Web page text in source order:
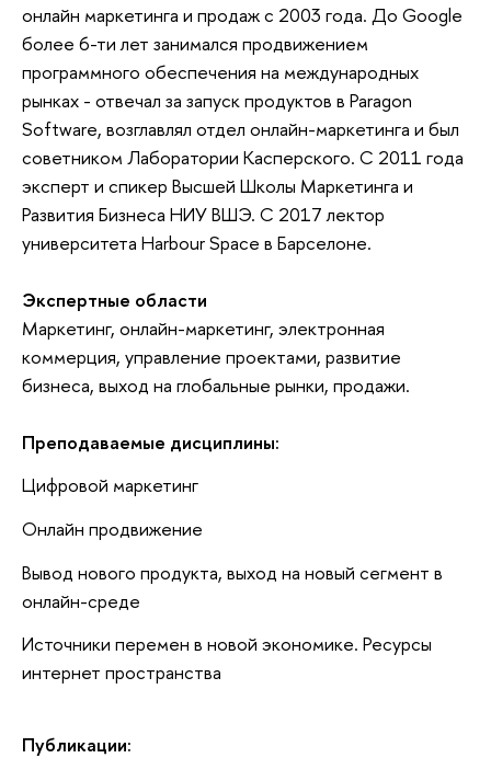
онлайн маркетинга и продаж c 2003 года. До Google
более 6-ти лет занимался продвижением
программного обеспечения на международных
рынках - отвечал за запуск продуктов в Paragon
Software, возглавлял отдел онлайн-маркетинга и был
советником Лаборатории Касперского. С 2011 года
эксперт и спикер Высшей Школы Маркетинга и
Развития Бизнеса НИУ ВШЭ. С 2017 лектор
университета Harbour Space в Барселоне.
Экспертные области
Маркетинг, онлайн-маркетинг, электронная
коммерция, управление проектами, развитие
бизнеса, выход на глобальные рынки, продажи.
Преподаваемые дисциплины:
Цифровой маркетинг
Онлайн продвижение
Вывод нового продукта, выход на новый сегмент в
онлайн-среде
Источники перемен в новой экономике. Ресурсы
интернет пространства
Публикации: